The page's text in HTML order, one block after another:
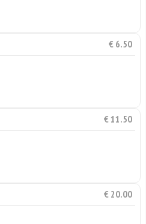
€ 6.50
€ 11.50
€ 20.00